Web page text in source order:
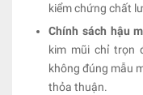
kiểm chứng chất
Chính sách hậu
kim mũi chỉ trọn
không đúng mẫu
thỏa thuận.